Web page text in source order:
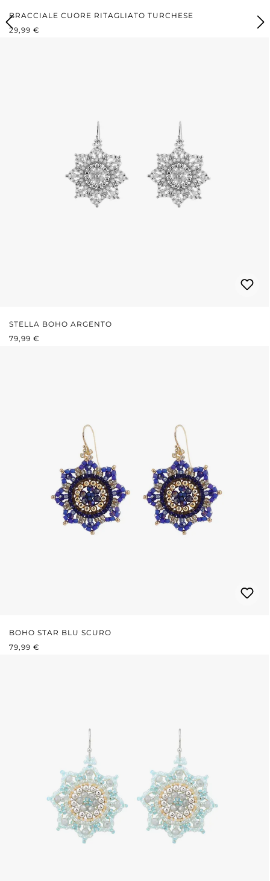
BRACCIALE CUORE RITAGLIATO TURCHESE
PREZZO NORMALE:
29,99 €
STELLA BOHO ARGENTO
PREZZO NORMALE:
79,99 €
BOHO STAR BLU SCURO
PREZZO NORMALE:
79,99 €